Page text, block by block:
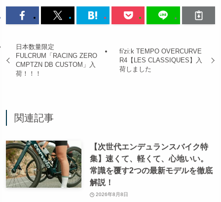
日本数量限定
FULCRUM「RACING ZERO
CMPTZN DB CUSTOM」入
荷！！！
fi'zi:k TEMPO OVERCURVE
R4【LES CLASSIQUES】入
荷しました
関連記事
【次世代エンデュランスバイク特
集】速くて、軽くて、心地いい。
常識を覆す2つの最新モデルを徹底
解説！
2026年8月8日